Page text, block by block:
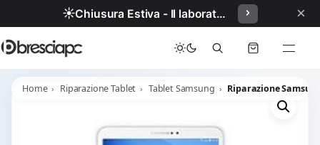
☀️ Chiusura Estiva - Il laboratorio resterà chiuso per ferie dal 29/06/2026 al 05/07/2026 compresi. ×
Home Riparazione Tablet Tablet Samsung Riparazione